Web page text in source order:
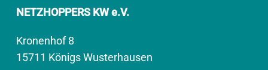
NETZHOPPERS KW e.V.
Kronenhof 8
15711 Königs Wusterhausen